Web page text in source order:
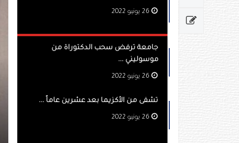
جامعة ترفض سحب الدكتوراة من
موسوليني ...
تشفى من الأكزيما بعد عشرين عاماً ...